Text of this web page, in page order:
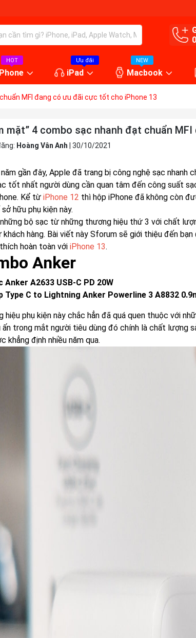
HOT Ưu đãi
iPad
NEW
Macbook
MFI đang có ưu đãi cực tốt cho iPhone 13
mặt” 4 combo sạc nhanh đạt chuẩn
Hoàng Vân Anh 30/10/2021
gần đây, Apple đã trang bị công nghệ sạc
tốt nhất người dùng cần quan tâm đến công suất
Kể từ iPhone 12 thì hộp iPhone đã không còn
hữu phụ kiện này.
bộ sạc từ những thương hiệu thứ 3 với chất
hàng. Bài viết này Sforum sẽ giới thiệu đến
hoàn toàn với iPhone 13.
Anker
Anker A2633 USB-C PD 20W
Type C to Lightning Anker Powerline 3 A8832
hiệu phụ kiện này chắc hẳn đã quá quen thuộc với
ấn trong mắt người tiêu dùng đó chính là chất lượng
khẳng định nhiều năm qua.